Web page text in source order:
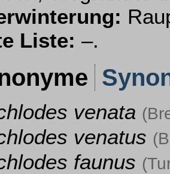
Liste: –.
venata
venatus
faunus